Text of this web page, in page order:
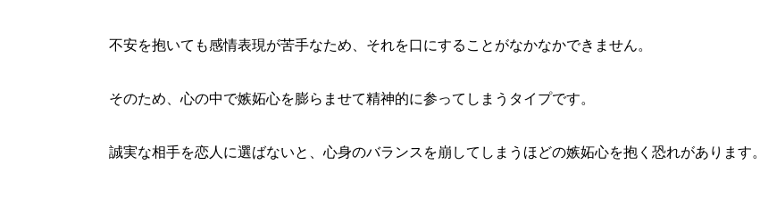
不安を抱いても感情表現が苦手なため、それを口にすることがなかなかできません。
そのため、心の中で嫉妬心を膨らませて精神的に参ってしまうタイプです。
誠実な相手を恋人に選ばないと、心身のバランスを崩してしまうほどの嫉妬心を抱く恐れがあります。